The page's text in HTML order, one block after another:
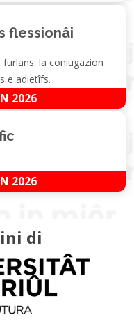
flessionâi
la coniugazion
e adietîfs.
2026
2026
di